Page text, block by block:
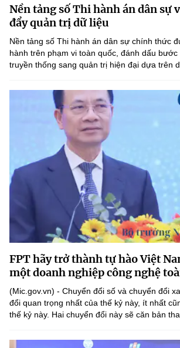
Sở Khoa học và Công nghệ
Chuyển đổi số
Bưu chính, Viễn thông
Tiêu chuẩn, đo lường, chất lượng
Năng lượng nguyên tử
Tin tổng hợp
Tin địa phương
Văn bản QPPL
Văn bản chỉ đạo điều hành
Lấy ý kiến người dân về dự thảo
MST IOFFICE
THỐNG KÊ
Khoa học và Công nghệ
Đổi mới sáng tạo
Chuyển đổi số
Bưu chính, Viễn thông
Sở hữu trí tuệ
Tiêu chuẩn, đo lường, chất lượng
Năng lượng nguyên tử
Multimedia
THƯ ĐIỆN TỬ
Infographic
Voice
Nhiệm vụ trọng tâm
Chọn ngôn ngữ
Vietnamese
Nền tảng số Thi hành án dân sự
đẩy quản trị dữ liệu
Nền tảng số Thi hành án dân sự chính thức
hành trên phạm vi toàn quốc, đánh dấu
truyền thống sang quản trị hiện đại dựa trên
FPT hãy trở thành tự hào Việt
một doanh nghiệp công nghệ
(Mic.gov.vn) - Chuyển đổi số và chuyển đổi
đổi quan trọng nhất của thế kỷ này, ít nhất
thế kỷ này. Hai chuyển đổi này sẽ căn bản